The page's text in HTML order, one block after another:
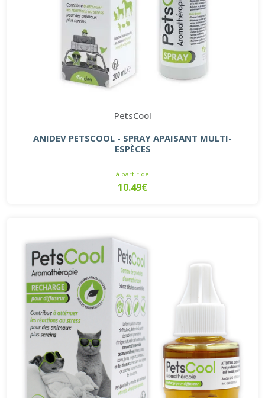
PetsCool
ANIDEV PETSCOOL - SPRAY APAISANT MULTI-
ESPÈCES
à partir de
10.49€